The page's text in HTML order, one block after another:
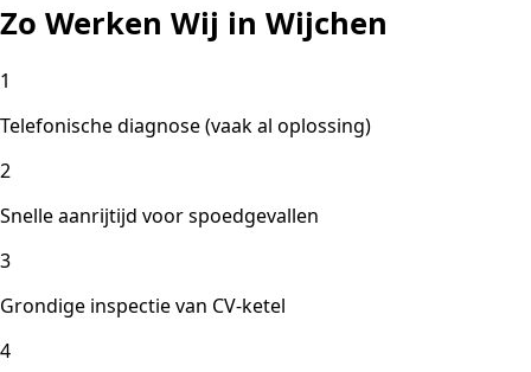
Zo Werken Wij in Wijchen
1
Telefonische diagnose (vaak al oplossing)
2
Snelle aanrijtijd voor spoedgevallen
3
Grondige inspectie van CV-ketel
4